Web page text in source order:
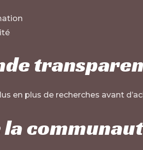
en plus de recherches avant
la